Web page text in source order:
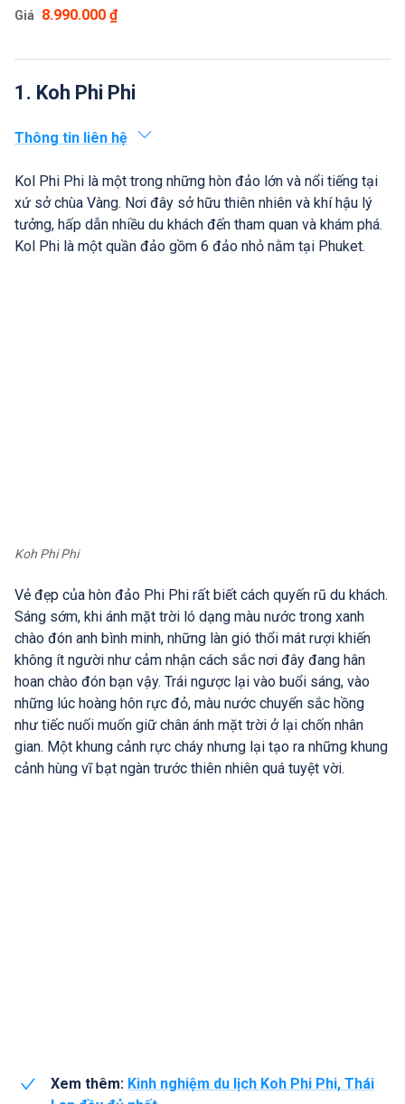
Giá
8.990.000 ₫
1. Koh Phi Phi
Thông tin liên hệ
Kol Phi Phi là một trong những hòn đảo lớn và nổi tiếng tại
xứ sở chùa Vàng. Nơi đây sở hữu thiên nhiên và khí hậu lý
tưởng, hấp dẫn nhiều du khách đến tham quan và khám phá.
Kol Phi là một quần đảo gồm 6 đảo nhỏ nằm tại Phuket.
Koh Phi Phi
Vẻ đẹp của hòn đảo Phi Phi rất biết cách quyến rũ du khách.
Sáng sớm, khi ánh mặt trời ló dạng màu nước trong xanh
chào đón anh bình minh, những làn gió thổi mát rượi khiến
không ít người như cảm nhận cách sắc nơi đây đang hân
hoan chào đón bạn vậy. Trái ngược lại vào buổi sáng, vào
những lúc hoàng hôn rực đỏ, màu nước chuyển sắc hồng
như tiếc nuối muốn giữ chân ánh mặt trời ở lại chốn nhân
gian. Một khung cảnh rực cháy nhưng lại tạo ra những khung
cảnh hùng vĩ bạt ngàn trước thiên nhiên quá tuyệt vời.
Xem thêm: Kinh nghiệm du lịch Koh Phi Phi, Thái